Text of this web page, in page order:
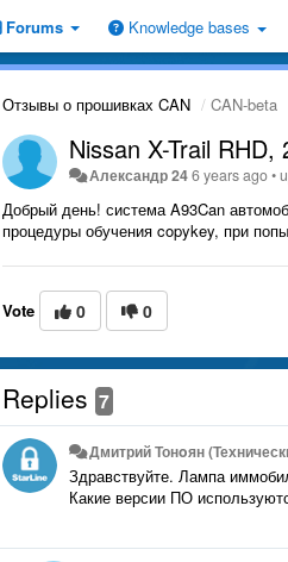
Forums Knowledge bases
Отзывы о прошивках CAN CAN-beta
Nissan X-Trail
Александр 246 years ago•
Добрый день! система A93Can
процедуры обучения copykey, при
Vote 0 0
Replies 7
Дмитрий Тонoян
Здравствуйте. Лампа
Какие версии ПО